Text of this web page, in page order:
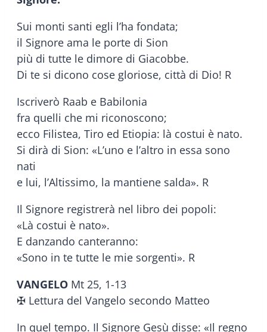
Sui monti santi egli l’ha fondata;
il Signore ama le porte di Sion
più di tutte le dimore di Giacobbe.
Di te si dicono cose gloriose, città di Dio! R
Iscriverò Raab e Babilonia
fra quelli che mi riconoscono;
ecco Filistea, Tiro ed Etiopia: là costui è nato.
Si dirà di Sion: «L’uno e l’altro in essa sono
nati
e lui, l’Altissimo, la mantiene salda». R
Il Signore registrerà nel libro dei popoli:
«Là costui è nato».
E danzando canteranno:
«Sono in te tutte le mie sorgenti». R
VANGELO Mt 25, 1-13
✠ Lettura del Vangelo secondo Matteo
In quel tempo. Il Signore Gesù disse: «Il regno